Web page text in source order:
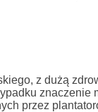
z dużą
znaczenie
przez